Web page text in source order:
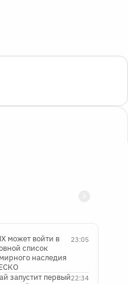
23:05
может войти в
список
наследия
22:34
запустит первый